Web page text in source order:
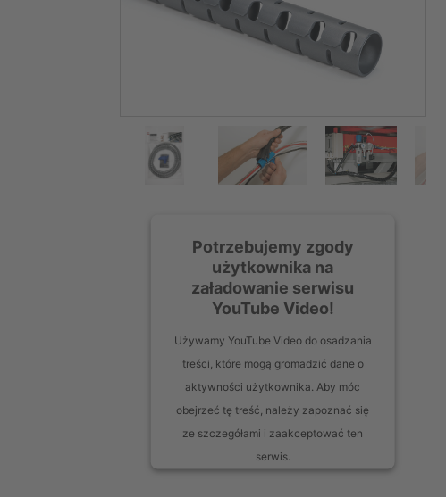
Potrzebujemy zgody
użytkownika na
załadowanie serwisu
YouTube Video!
Używamy YouTube Video do osadzania
treści, które mogą gromadzić dane o
aktywności użytkownika. Aby móc
obejrzeć tę treść, należy zapoznać się
ze szczegółami i zaakceptować ten
serwis.